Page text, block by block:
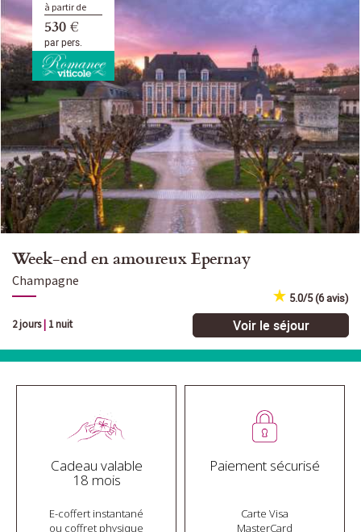
à partir de
530 €
par pers.
Week-end en amoureux Epernay
Champagne
5.0/5 (6 avis)
2 jours| 1 nuit Voir le séjour
Cadeau valable
18 mois
E-coffert instantané
ou coffret physique
Paiement sécurisé
Carte Visa
MasterCard